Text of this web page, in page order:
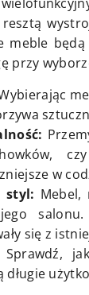
resztą
meble
przy
w
styl: Mebel,
się z
Sprawdź,
długie